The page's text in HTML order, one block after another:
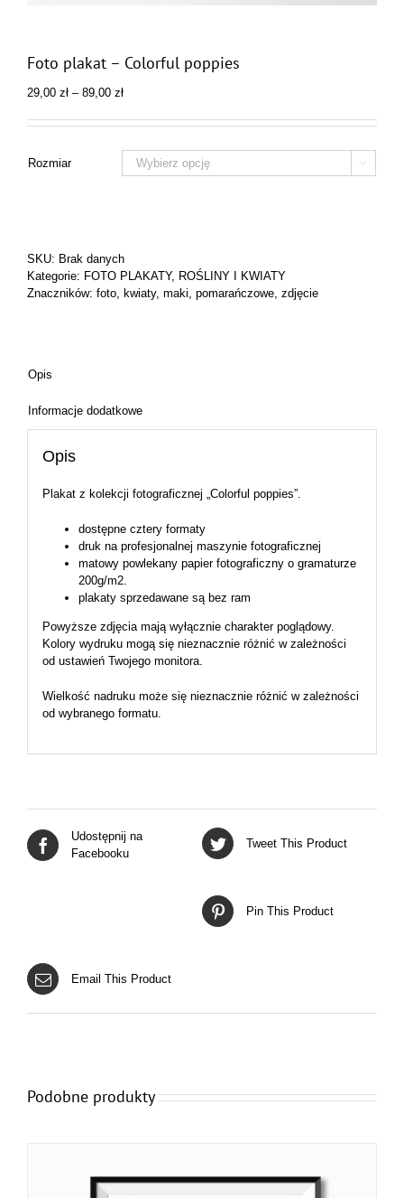
Foto plakat – Colorful poppies
29,00 zł – 89,00 złZakres
od
89,00 zł
Rozmiar 
SKU: Brak danych
Kategorie: FOTO PLAKATY, ROŚLINY I KWIATY
Znaczników: foto, kwiaty, maki, pomarańczowe, zdjęcie
Opis
Informacje dodatkowe
Opis
Plakat z kolekcji fotograficznej „Colorful poppies”.
dostępne cztery formaty
druk na profesjonalnej maszynie fotograficznej
matowy powlekany papier fotograficzny o gramaturze
200g/m2.
plakaty sprzedawane są bez ram
Powyższe zdjęcia mają wyłącznie charakter poglądowy.
Kolory wydruku mogą się nieznacznie różnić w zależności
od ustawień Twojego monitora.
Wielkość nadruku może się nieznacznie różnić w zależności
od wybranego formatu.
Udostępnij na
Facebooku
Tweet This Product
Pin This Product
Email This Product
Podobne produkty